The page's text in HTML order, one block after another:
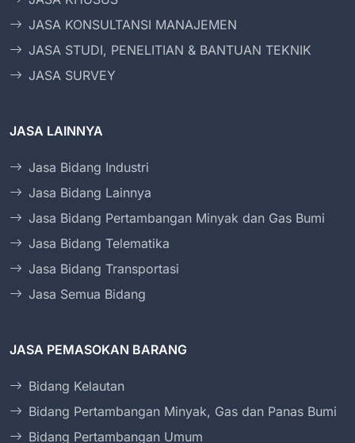
JASA KONSULTANSI MANAJEMEN
JASA STUDI, PENELITIAN & BANTUAN TEKNIK
JASA SURVEY
JASA LAINNYA
Jasa Bidang Industri
Jasa Bidang Lainnya
Jasa Bidang Pertambangan Minyak dan Gas Bumi
Jasa Bidang Telematika
Jasa Bidang Transportasi
Jasa Semua Bidang
JASA PEMASOKAN BARANG
Bidang Kelautan
Bidang Pertambangan Minyak, Gas dan Panas Bumi
Bidang Pertambangan Umum